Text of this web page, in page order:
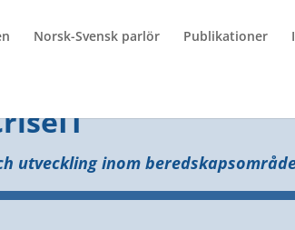
Norsk-Svensk parlör Publikationer
utveckling inom